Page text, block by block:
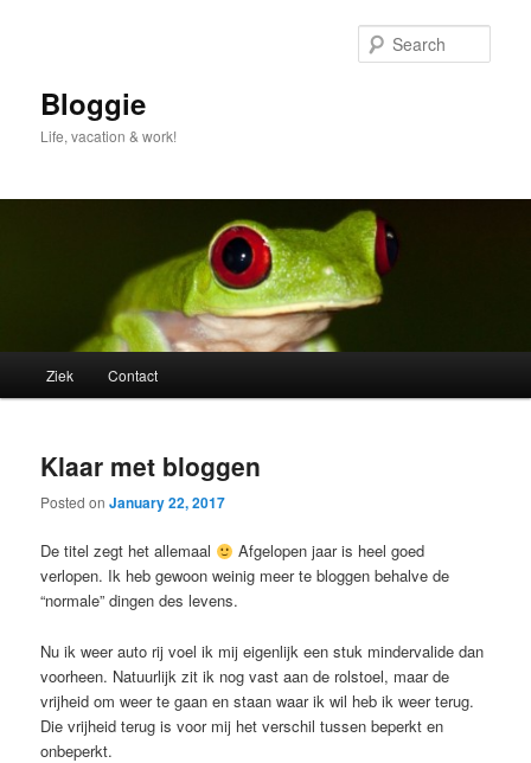
Bloggie
Life, vacation & work!
Ziek Contact
Klaar met bloggen
Posted onJanuary 22, 2017
De titel zegt het allemaal
Afgelopen jaar is heel goed
verlopen. Ik heb gewoon weinig meer te bloggen behalve de
“normale” dingen des levens.
Nu ik weer auto rij voel ik mij eigenlijk een stuk mindervalide dan
voorheen. Natuurlijk zit ik nog vast aan de rolstoel, maar de
vrijheid om weer te gaan en staan waar ik wil heb ik weer terug.
Die vrijheid terug is voor mij het verschil tussen beperkt en
onbeperkt.